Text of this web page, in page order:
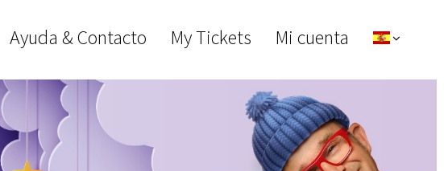
Ayuda & Contacto My Tickets Mi cuenta